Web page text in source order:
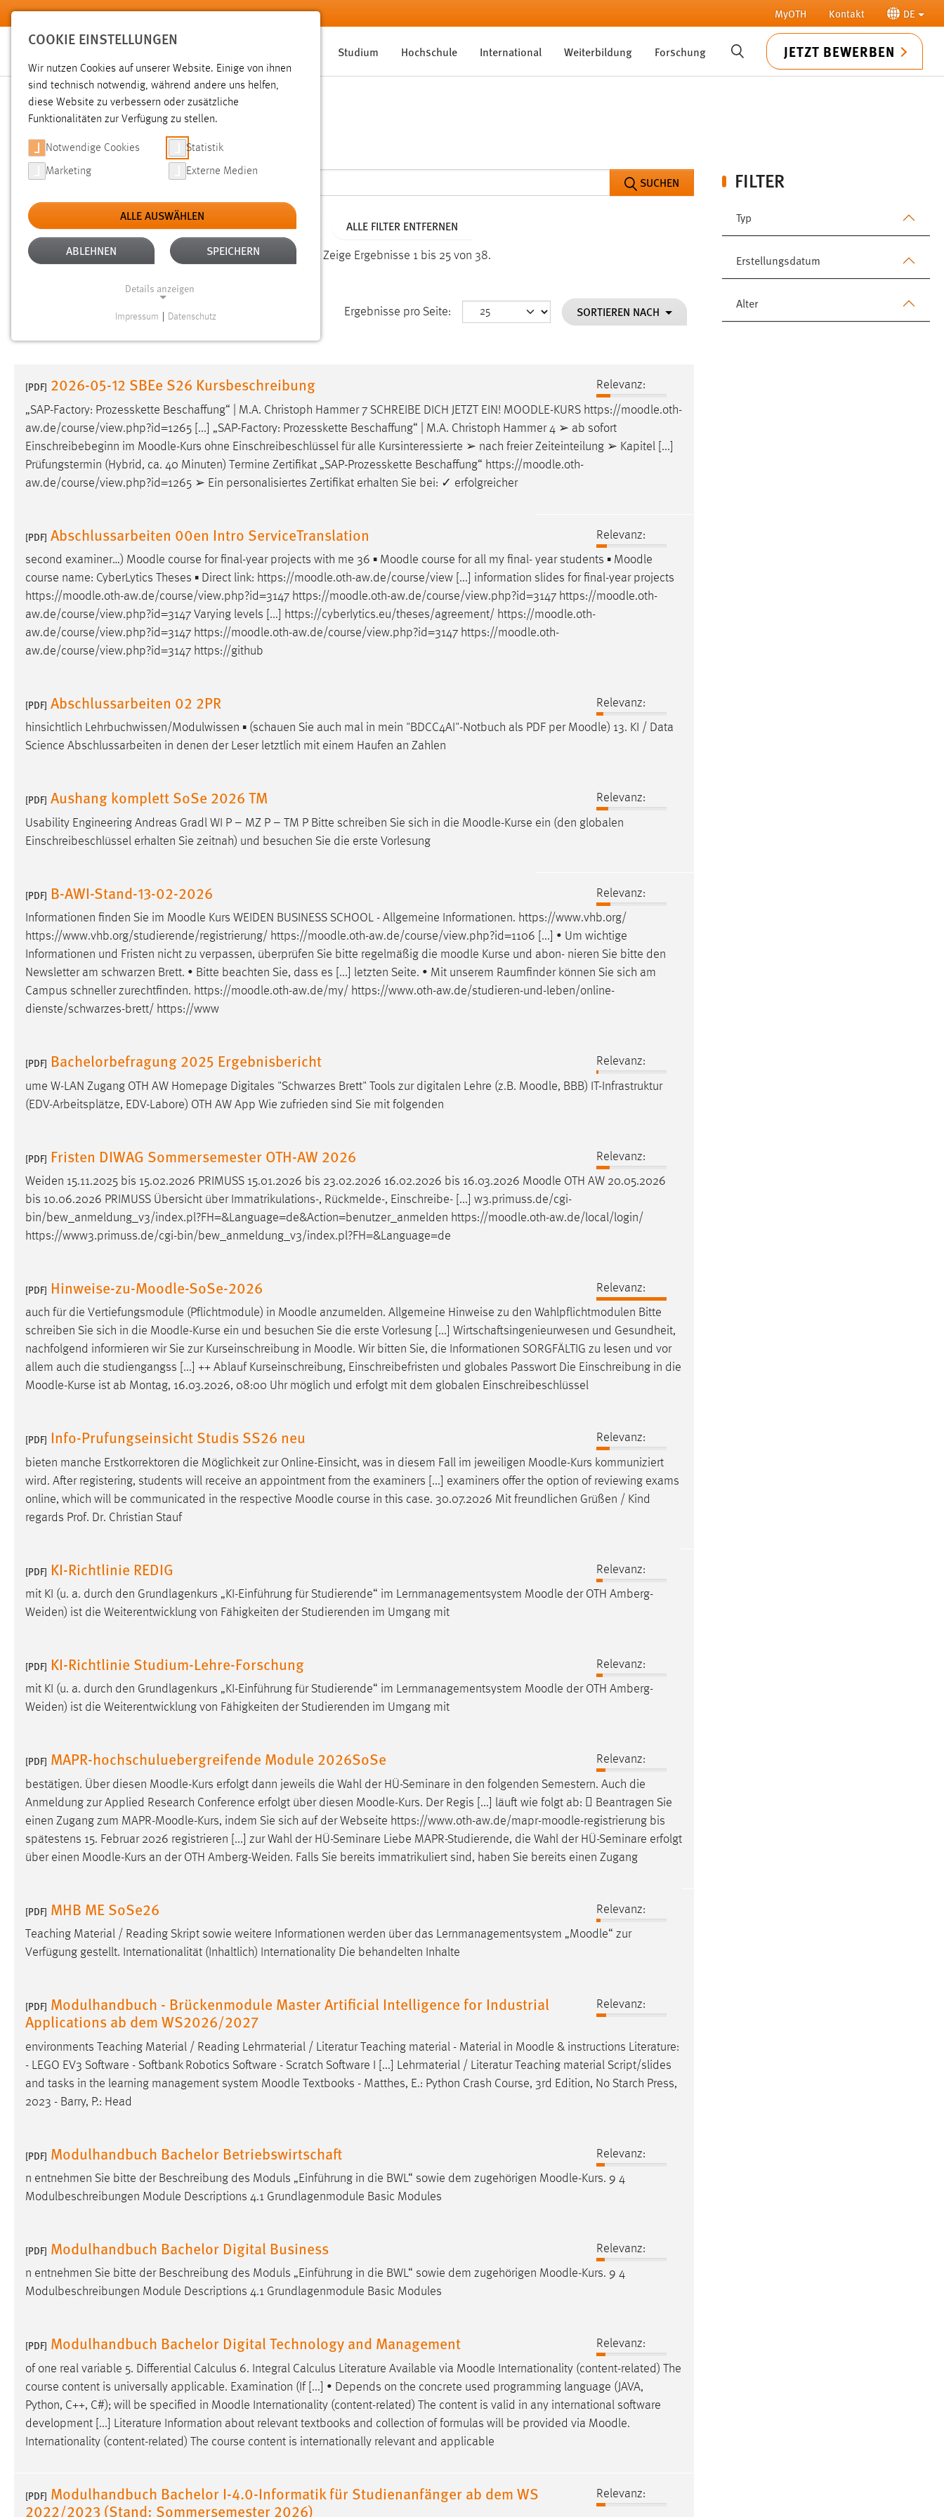
Zum Hauptinhalt springen MyOTH Kontakt DE
Studium Hochschule International Weiterbildung Forschung SUCHE JETZT BEWERBEN
SUCHE
FILTER
Typ
Erstellungsdatum
Alter
SUCHEN
Aktive Filter: TYP: DATEIEN ALTER: 1 BIS 6 MONATE ALLE FILTER ENTFERNEN
Gesucht nach "moodle". Es wurden 38 Ergebnisse gefunden. Zeige Ergebnisse 1 bis 25 von 38.
Ergebnisse pro Seite: SORTIEREN NACH
[PDF] 2026-05-12 SBEe S26 Kursbeschreibung
Relevanz:
„SAP-Factory: Prozesskette Beschaffung“ | M.A. Christoph Hammer 7 SCHREIBE DICH JETZT EIN! MOODLE-KURS https://moodle.oth-
aw.de/course/view.php?id=1265 [...] „SAP-Factory: Prozesskette Beschaffung“ | M.A. Christoph Hammer 4 ➢ ab sofort
Einschreibebeginn im Moodle-Kurs ohne Einschreibeschlüssel für alle Kursinteressierte ➢ nach freier Zeiteinteilung ➢ Kapitel [...]
Prüfungstermin (Hybrid, ca. 40 Minuten) Termine Zertifikat „SAP-Prozesskette Beschaffung“ https://moodle.oth-
aw.de/course/view.php?id=1265 ➢ Ein personalisiertes Zertifikat erhalten Sie bei: ✓ erfolgreicher
[PDF] Abschlussarbeiten 00en Intro ServiceTranslation
Relevanz:
second examiner…) Moodle course for final-year projects with me 36 ▪ Moodle course for all my final- year students ▪ Moodle
course name: CyberLytics Theses ▪ Direct link: https://moodle.oth-aw.de/course/view [...] information slides for final-year projects
https://moodle.oth-aw.de/course/view.php?id=3147 https://moodle.oth-aw.de/course/view.php?id=3147 https://moodle.oth-
aw.de/course/view.php?id=3147 Varying levels [...] https://cyberlytics.eu/theses/agreement/ https://moodle.oth-
aw.de/course/view.php?id=3147 https://moodle.oth-aw.de/course/view.php?id=3147 https://moodle.oth-
aw.de/course/view.php?id=3147 https://github
[PDF] Abschlussarbeiten 02 2PR
Relevanz:
hinsichtlich Lehrbuchwissen/Modulwissen ▪ (schauen Sie auch mal in mein "BDCC4AI"-Notbuch als PDF per Moodle) 13. KI / Data
Science Abschlussarbeiten in denen der Leser letztlich mit einem Haufen an Zahlen
[PDF] Aushang komplett SoSe 2026 TM
Relevanz:
Usability Engineering Andreas Gradl WI P – MZ P – TM P Bitte schreiben Sie sich in die Moodle-Kurse ein (den globalen
Einschreibeschlüssel erhalten Sie zeitnah) und besuchen Sie die erste Vorlesung
[PDF] B-AWI-Stand-13-02-2026
Relevanz:
Informationen finden Sie im Moodle Kurs WEIDEN BUSINESS SCHOOL - Allgemeine Informationen. https://www.vhb.org/
https://www.vhb.org/studierende/registrierung/ https://moodle.oth-aw.de/course/view.php?id=1106 [...] • Um wichtige
Informationen und Fristen nicht zu verpassen, überprüfen Sie bitte regelmäßig die moodle Kurse und abon- nieren Sie bitte den
Newsletter am schwarzen Brett. • Bitte beachten Sie, dass es [...] letzten Seite. • Mit unserem Raumfinder können Sie sich am
Campus schneller zurechtfinden. https://moodle.oth-aw.de/my/ https://www.oth-aw.de/studieren-und-leben/online-
dienste/schwarzes-brett/ https://www
[PDF] Bachelorbefragung 2025 Ergebnisbericht
Relevanz:
ume W-LAN Zugang OTH AW Homepage Digitales "Schwarzes Brett" Tools zur digitalen Lehre (z.B. Moodle, BBB) IT-Infrastruktur
(EDV-Arbeitsplätze, EDV-Labore) OTH AW App Wie zufrieden sind Sie mit folgenden
[PDF] Fristen DIWAG Sommersemester OTH-AW 2026
Relevanz:
Weiden 15.11.2025 bis 15.02.2026 PRIMUSS 15.01.2026 bis 23.02.2026 16.02.2026 bis 16.03.2026 Moodle OTH AW 20.05.2026
bis 10.06.2026 PRIMUSS Übersicht über Immatrikulations-, Rückmelde-, Einschreibe- [...] w3.primuss.de/cgi-
bin/bew_anmeldung_v3/index.pl?FH=&Language=de&Action=benutzer_anmelden https://moodle.oth-aw.de/local/login/
https://www3.primuss.de/cgi-bin/bew_anmeldung_v3/index.pl?FH=&Language=de
[PDF] Hinweise-zu-Moodle-SoSe-2026
Relevanz:
auch für die Vertiefungsmodule (Pflichtmodule) in Moodle anzumelden. Allgemeine Hinweise zu den Wahlpflichtmodulen Bitte
schreiben Sie sich in die Moodle-Kurse ein und besuchen Sie die erste Vorlesung [...] Wirtschaftsingenieurwesen und Gesundheit,
nachfolgend informieren wir Sie zur Kurseinschreibung in Moodle. Wir bitten Sie, die Informationen SORGFÄLTIG zu lesen und vor
allem auch die studiengangss [...] ++ Ablauf Kurseinschreibung, Einschreibefristen und globales Passwort Die Einschreibung in die
Moodle-Kurse ist ab Montag, 16.03.2026, 08:00 Uhr möglich und erfolgt mit dem globalen Einschreibeschlüssel
[PDF] Info-Prufungseinsicht Studis SS26 neu
Relevanz:
bieten manche Erstkorrektoren die Möglichkeit zur Online-Einsicht, was in diesem Fall im jeweiligen Moodle-Kurs kommuniziert
wird. After registering, students will receive an appointment from the examiners [...] examiners offer the option of reviewing exams
online, which will be communicated in the respective Moodle course in this case. 30.07.2026 Mit freundlichen Grüßen / Kind
regards Prof. Dr. Christian Stauf
[PDF] KI-Richtlinie REDIG
Relevanz:
mit KI (u. a. durch den Grundlagenkurs „KI-Einführung für Studierende“ im Lernmanagementsystem Moodle der OTH Amberg-
Weiden) ist die Weiterentwicklung von Fähigkeiten der Studierenden im Umgang mit
[PDF] KI-Richtlinie Studium-Lehre-Forschung
Relevanz:
mit KI (u. a. durch den Grundlagenkurs „KI-Einführung für Studierende“ im Lernmanagementsystem Moodle der OTH Amberg-
Weiden) ist die Weiterentwicklung von Fähigkeiten der Studierenden im Umgang mit
[PDF] MAPR-hochschuluebergreifende Module 2026SoSe
Relevanz:
bestätigen. Über diesen Moodle-Kurs erfolgt dann jeweils die Wahl der HÜ-Seminare in den folgenden Semestern. Auch die
Anmeldung zur Applied Research Conference erfolgt über diesen Moodle-Kurs. Der Regis [...] läuft wie folgt ab:  Beantragen Sie
einen Zugang zum MAPR-Moodle-Kurs, indem Sie sich auf der Webseite https://www.oth-aw.de/mapr-moodle-registrierung bis
spätestens 15. Februar 2026 registrieren [...] zur Wahl der HÜ-Seminare Liebe MAPR-Studierende, die Wahl der HÜ-Seminare erfolgt
über einen Moodle-Kurs an der OTH Amberg-Weiden. Falls Sie bereits immatrikuliert sind, haben Sie bereits einen Zugang
[PDF] MHB ME SoSe26
Relevanz:
Teaching Material / Reading Skript sowie weitere Informationen werden über das Lernmanagementsystem „Moodle“ zur
Verfügung gestellt. Internationalität (Inhaltlich) Internationality Die behandelten Inhalte
[PDF] Modulhandbuch - Brückenmodule Master Artificial Intelligence for Industrial
Applications ab dem WS2026/2027
Relevanz:
environments Teaching Material / Reading Lehrmaterial / Literatur Teaching material - Material in Moodle & instructions Literature:
- LEGO EV3 Software - Softbank Robotics Software - Scratch Software I [...] Lehrmaterial / Literatur Teaching material Script/slides
and tasks in the learning management system Moodle Textbooks - Matthes, E.: Python Crash Course, 3rd Edition, No Starch Press,
2023 - Barry, P.: Head
[PDF] Modulhandbuch Bachelor Betriebswirtschaft
Relevanz:
n entnehmen Sie bitte der Beschreibung des Moduls „Einführung in die BWL“ sowie dem zugehörigen Moodle-Kurs. 9 4
Modulbeschreibungen Module Descriptions 4.1 Grundlagenmodule Basic Modules
[PDF] Modulhandbuch Bachelor Digital Business
Relevanz:
n entnehmen Sie bitte der Beschreibung des Moduls „Einführung in die BWL“ sowie dem zugehörigen Moodle-Kurs. 9 4
Modulbeschreibungen Module Descriptions 4.1 Grundlagenmodule Basic Modules
[PDF] Modulhandbuch Bachelor Digital Technology and Management
Relevanz:
of one real variable 5. Differential Calculus 6. Integral Calculus Literature Available via Moodle Internationality (content-related) The
course content is universally applicable. Examination (If [...] • Depends on the concrete used programming language (JAVA,
Python, C++, C#); will be specified in Moodle Internationality (content-related) The content is valid in any international software
development [...] Literature Information about relevant textbooks and collection of formulas will be provided via Moodle.
Internationality (content-related) The course content is internationally relevant and applicable
[PDF] Modulhandbuch Bachelor I-4.0-Informatik für Studienanfänger ab dem WS
2022/2023 (Stand: Sommersemester 2026)
Relevanz:
COOKIE EINSTELLUNGEN
Wir nutzen Cookies auf unserer Website. Einige von ihnen
sind technisch notwendig, während andere uns helfen,
diese Website zu verbessern oder zusätzliche
Funktionalitäten zur Verfügung zu stellen.
Notwendige Cookies Statistik
Marketing Externe Medien
ALLE AUSWÄHLEN
ABLEHNEN SPEICHERN
Details anzeigen
Website erforderlich.
Einverständnis
Name: cookie_consent
Zweck:
Dieser Cookie speichert die
ausgewählten Einverständnis-Optionen
Cookie Laufzeit: 1 Jahr
Performance
Name: staticfilecache
Zweck:
Für performante Seitenauslieferung wird
in diesem Cookie gespeichert, ob man
eingeloggt ist.
Sprachpräferenz
Name: site-language-preference
Zweck:
Das Cookie speichert die gewählte
Cookie Laufzeit: 30 Tage
Chat
5e9dbeb1811c0446
Zweck:
Wird benötigt um die Chatfunktion
nutzen zu können.
Cookie Laufzeit: MibewSessionID, mibew-chat-frame-
style-5e9dbeb1811c0446 =
Sitzungslaufzeit, mibew_locale = 3
Jahre, MIBEW_UserID = 1 Jahr
Zweck:
Dieser Cookie ist notwendig um sich an
STATISTIK
Statistik Cookies erfassen Informationen anonym.
Diese Informationen helfen uns zu verstehen, wie
Matomo
Name: _pk_ref, _pk_cvar, _pk_id, _pk_ses
Zweck: Zugriffsstatistik
Cookie Laufzeit: Max. 13 Monate
MARKETING
Marketing Cookies werden von Drittanbietern
verwendet, um personalisierte Werbung anzuzeigen.
Sie tun dies, indem sie Besucher über Websites
hinweg verfolgen.
Anbieter: Google Ireland Limited
Zweck: Conversion-Tracking
Facebook Pixel
Name: _fbp
Zweck: Conversion-Tracking
Cookie Laufzeit: 3 Monate
EXTERNE MEDIEN
externen Medien Cookies gesetzt.
YouTube
Impressum Datenschutz